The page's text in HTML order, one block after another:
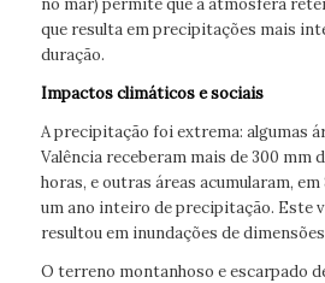
que resulta em precipitações mais
duração.
Impactos climáticos e sociais
A precipitação foi extrema: algumas
Valência receberam mais de 300 mm
horas, e outras áreas acumularam,
um ano inteiro de precipitação. Este
resultou em inundações de
O terreno montanhoso e escarpado